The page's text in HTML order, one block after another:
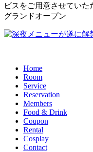
ビスをご用意させていた
グランドオープン
Home
Room
Service
Reservation
Members
Food & Drink
Coupon
Rental
Cosplay
Contact